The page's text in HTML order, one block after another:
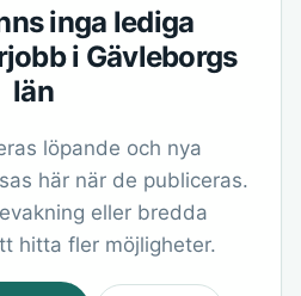
inga lediga
i Gävleborgs
län
löpande och nya
här när de publiceras.
eller bredda
hitta fler möjligheter.